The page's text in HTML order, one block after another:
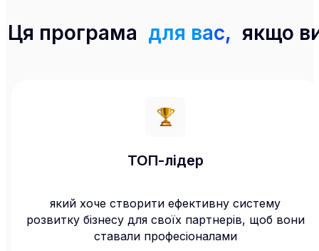
Ця програма для вас, якщо
ТОП-лідер
який хоче створити ефективну систему
розвитку бізнесу для своїх партнерів, щоб вони
ставали професіоналами